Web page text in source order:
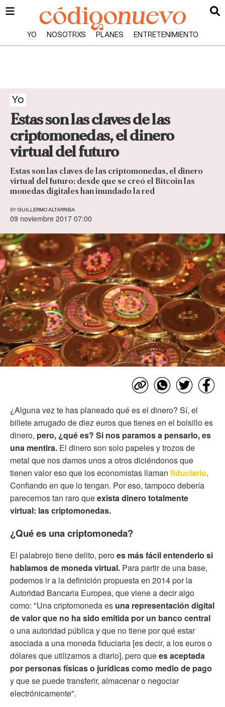
YO NOSOTRXS PLANES ENTRETENIMIENTO
Yo
Estas son las claves de las
criptomonedas, el dinero
virtual del futuro
Estas son las claves de las criptomonedas, el dinero
virtual del futuro: desde que se creó el Bitcoin las
monedas digitales han inundado la red
BY GUILLERMO ALTARRIBA
09 noviembre 2017 07:00
¿Alguna vez te has planeado qué es el dinero? Sí, el
billete arrugado de diez euros que tienes en el bolsillo es
dinero, pero, ¿qué es? Si nos paramos a pensarlo, es
una mentira. El dinero son solo papeles y trozos de
metal que nos damos unos a otros diciéndonos que
tienen valor eso que los economistas llaman fiduciario.
Confiando en que lo tengan. Por eso, tampoco debería
parecernos tan raro queexista dinero totalmente
virtual: las criptomonedas.
¿Qué es una criptomoneda?
El palabrejo tiene delito, peroes más fácil entenderlo si
hablamos de moneda virtual. Para partir de una base,
podemos ir a la definición propuesta en 2014 por la
Autoridad Bancaria Europea, que viene a decir algo
como: "Una criptomoneda es una representación digital
de valor que no ha sido emitida por un banco central
o una autoridad pública y que no tiene por qué estar
asociada a una moneda fiduciaria [es decir, a los euros o
dólares que utilizamos a diario], pero quees aceptada
por personas físicas o jurídicas como medio de pago
y que se puede transferir, almacenar o negociar
electrónicamente".